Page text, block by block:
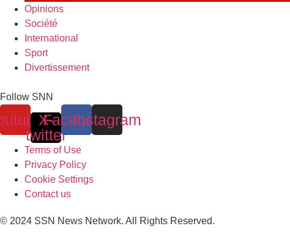
Opinions
Société
International
Sport
Divertissement
Follow SNN
X-
twitter
Facebook
Instagram
Terms of Use
Privacy Policy
Cookie Settings
Contact us
© 2024 SSN News Network. All Rights Reserved.